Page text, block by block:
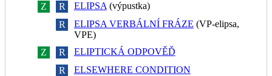
Z
R ELIPSA (výpustka)
R ELIPSA VERBÁLNÍ FRÁZE (VP-elipsa,
VPE)
Z
R
ELIPTICKÁ ODPOVĚĎ
R
ELSEWHERE CONDITION